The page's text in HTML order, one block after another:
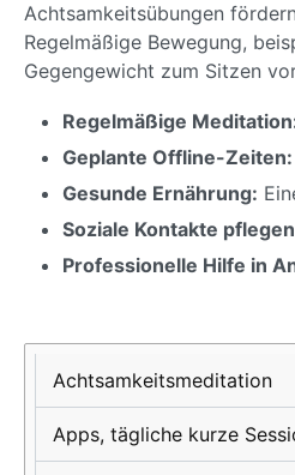
Achtsamkeitsübungen
Regelmäßige Bewegung,
Gegengewicht zum Sitzen
Regelmäßige
Geplante Offline-Zeiten:
Gesunde Ernährung:
Soziale Kontakte
Professionelle Hilfe in
Strategie
Anwendung
Nutzen für
die
mentale
Gesundheit
Achtsamkeitsmeditation
Apps, tägliche kurze